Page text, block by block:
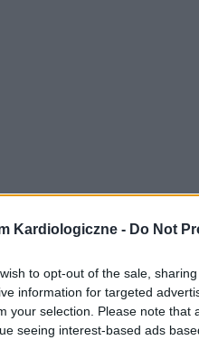
Kardiologiczne - Do Not
to opt-out of the sale,
information for targeted
your selection. Please note
seeing interest-based ads